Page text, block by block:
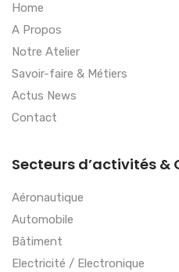
Home
A Propos
Notre Atelier
Savoir-faire & Métiers
Actus News
Contact
Secteurs d’activités &
Aéronautique
Automobile
Bâtiment
Electricité / Electronique